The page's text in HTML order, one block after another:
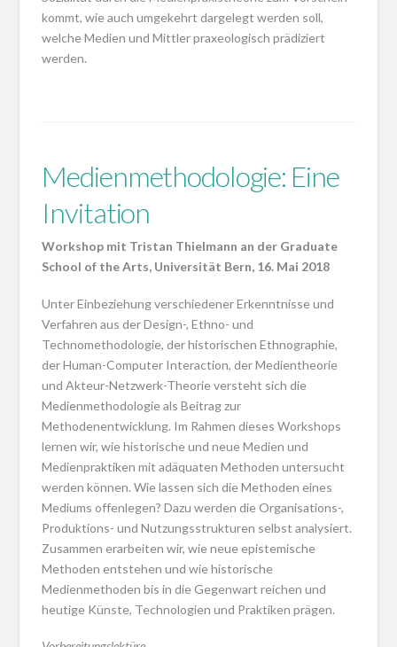
kommt, wie auch umgekehrt dargelegt werden soll,
welche Medien und Mittler praxeologisch prädiziert
werden.
Medienmethodologie: Eine
Invitation
Workshop mit Tristan Thielmann an der Graduate
School of the Arts, Universität Bern, 16. Mai 2018
Unter Einbeziehung verschiedener Erkenntnisse und
Verfahren aus der Design-, Ethno- und
Technomethodologie, der historischen Ethnographie,
der Human-Computer Interaction, der Medientheorie
und Akteur-Netzwerk-Theorie versteht sich die
Medienmethodologie als Beitrag zur
Methodenentwicklung. Im Rahmen dieses Workshops
lernen wir, wie historische und neue Medien und
Medienpraktiken mit adäquaten Methoden untersucht
werden können. Wie lassen sich die Methoden eines
Mediums offenlegen? Dazu werden die Organisations-,
Produktions- und Nutzungsstrukturen selbst analysiert.
Zusammen erarbeiten wir, wie neue epistemische
Methoden entstehen und wie historische
Medienmethoden bis in die Gegenwart reichen und
heutige Künste, Technologien und Praktiken prägen.